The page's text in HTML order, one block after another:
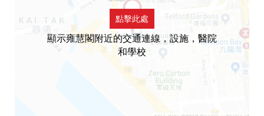
點擊此處
顯示雍慧閣附近的交通連線，設施，醫院
和學校